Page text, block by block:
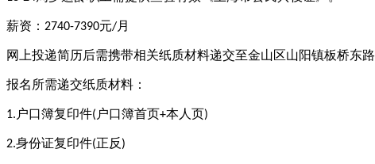
薪资： 2740-7390元/月
网上投递简历后需携带相关纸质材料递交至金山区山阳镇板桥东路
报名所需递交纸质材料：
1. 户口簿复印件( 户口簿首页+本人页)
2.身份证复印件(正反 )